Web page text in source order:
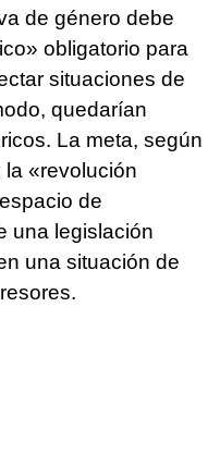
de género debe
obligatorio para
situaciones de
quedarían
La meta, según
la «revolución
de
una legislación
una situación de